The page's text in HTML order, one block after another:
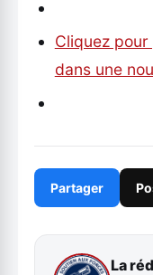
Cliquez
dans une
Partager
La